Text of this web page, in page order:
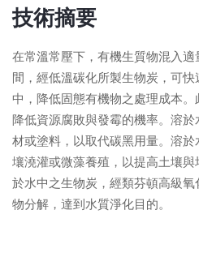
技術摘要
在常溫常壓下，有機生質物混入
間，經低溫碳化所製生物炭，可
中，降低固態有機物之處理成本。
降低資源腐敗與發霉的機率。溶
材或塗料，以取代碳黑用量。溶
壤澆灌或微藻養殖，以提高土壤
於水中之生物炭，經類芬頓高級
物分解，達到水質淨化目的。